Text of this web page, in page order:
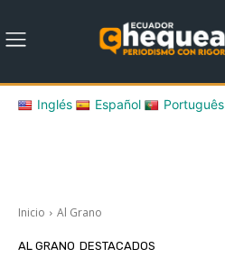
Inglés Español Português
Inicio Al Grano
AL GRANO DESTACADOS